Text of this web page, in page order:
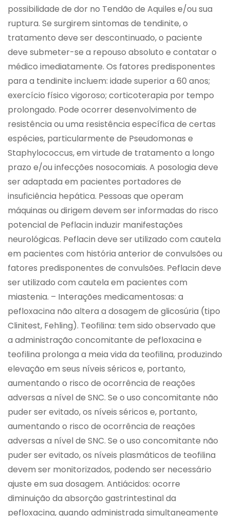
possibilidade de dor no Tendão de Aquiles e/ou sua
ruptura. Se surgirem sintomas de tendinite, o
tratamento deve ser descontinuado, o paciente
deve submeter-se a repouso absoluto e contatar o
médico imediatamente. Os fatores predisponentes
para a tendinite incluem: idade superior a 60 anos;
exercício físico vigoroso; corticoterapia por tempo
prolongado. Pode ocorrer desenvolvimento de
resistência ou uma resistência específica de certas
espécies, particularmente de Pseudomonas e
Staphylococcus, em virtude de tratamento a longo
prazo e/ou infecções nosocomiais. A posologia deve
ser adaptada em pacientes portadores de
insuficiência hepática. Pessoas que operam
máquinas ou dirigem devem ser informadas do risco
potencial de Peflacin induzir manifestações
neurológicas. Peflacin deve ser utilizado com cautela
em pacientes com história anterior de convulsões ou
fatores predisponentes de convulsões. Peflacin deve
ser utilizado com cautela em pacientes com
miastenia. – Interações medicamentosas: a
pefloxacina não altera a dosagem de glicosúria (tipo
Clinitest, Fehling). Teofilina: tem sido observado que
a administração concomitante de pefloxacina e
teofilina prolonga a meia vida da teofilina, produzindo
elevação em seus níveis séricos e, portanto,
aumentando o risco de ocorrência de reações
adversas a nível de SNC. Se o uso concomitante não
puder ser evitado, os níveis séricos e, portanto,
aumentando o risco de ocorrência de reações
adversas a nível de SNC. Se o uso concomitante não
puder ser evitado, os níveis plasmáticos de teofilina
devem ser monitorizados, podendo ser necessário
ajuste em sua dosagem. Antiácidos: ocorre
diminuição da absorção gastrintestinal da
pefloxacina, quando administrada simultaneamente